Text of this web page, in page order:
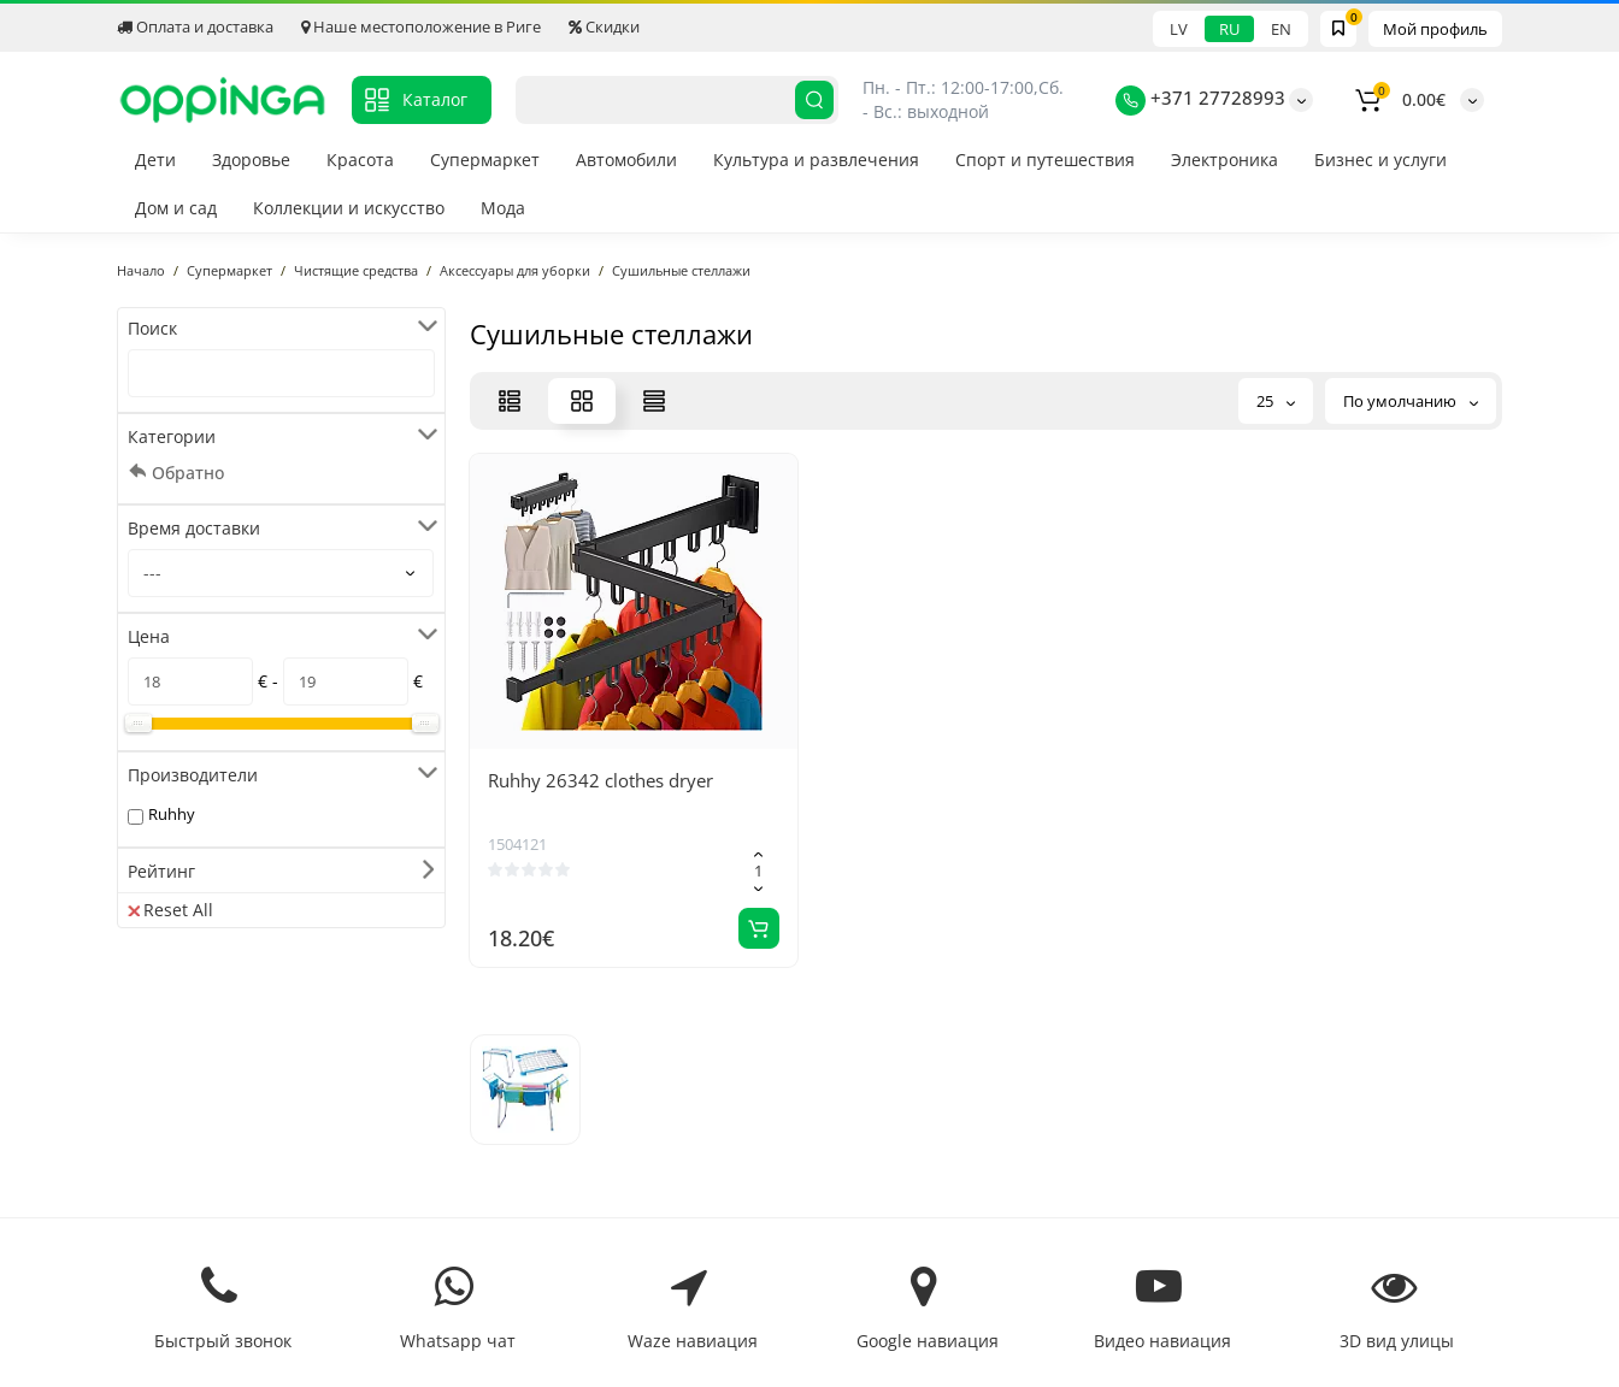
Оплата и доставка Наше местоположение в Риге Скидки Мой профиль
0
LV RU EN
Каталог
Пн. - Пт.: 12:00-17:00,Сб.
- Вс.: выходной
+371 27728993 0 0.00€
Дети Здоровье Красота Супермаркет Автомобили Культура и развлечения Спорт и путешествия Электроника Бизнес и услуги
Дом и сад Коллекции и искусство Мода
Начало Супермаркет Чистящие средства Аксессуары для уборки Сушильные стеллажи
Поиск
Категории
Обратно
Время доставки
Цена
€ -
€
Производители
Ruhhy
Рейтинг
Reset All
Сушильные стеллажи
25 По умолчанию
Ruhhy 26342 clothes dryer
1504121
18.20€
Быстрый звонок Whatsapp чат Waze навиация Google навиация Видео навиация 3D вид улицы